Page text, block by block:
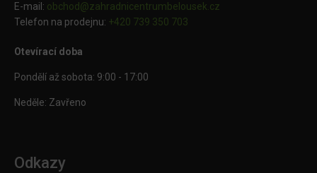
E-mail: obchod@zahradnicentrumbelousek.cz
Telefon na prodejnu: +420 739 350 703
Otevírací doba
Pondělí až sobota: 9:00 - 17:00
Neděle: Zavřeno
Odkazy